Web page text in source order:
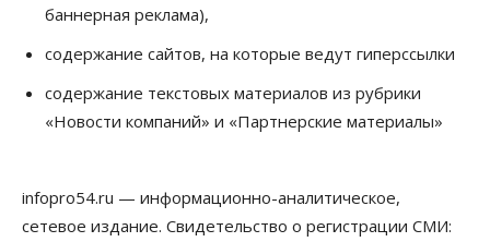
баннерная реклама),
содержание сайтов, на которые ведут гиперссылки
содержание текстовых материалов из рубрики
«Новости компаний» и «Партнерские материалы»
infopro54.ru — информационно-аналитическое,
сетевое издание. Свидетельство о регистрации СМИ: